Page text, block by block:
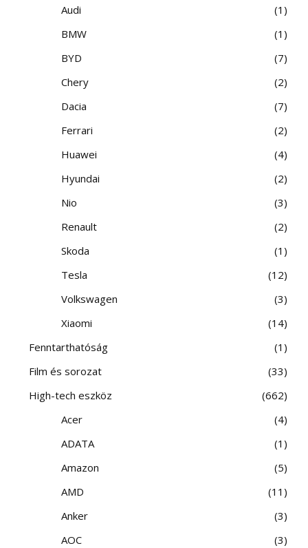
Audi
1
BMW
1
BYD
7
Chery
2
Dacia
7
Ferrari
2
Huawei
4
Hyundai
2
Nio
3
Renault
2
Skoda
1
Tesla
12
Volkswagen
3
Xiaomi
14
Fenntarthatóság
1
Film és sorozat
33
High-tech eszköz
662
Acer
4
ADATA
1
Amazon
5
AMD
11
Anker
3
AOC
3